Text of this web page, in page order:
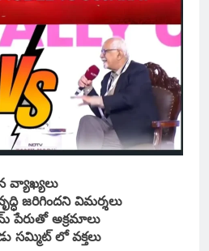
వ్యాఖ్యలు
జరిగిందని విమర్శలు
పేరుతో అక్రమాలు
సమ్మిట్ లో వక్తలు